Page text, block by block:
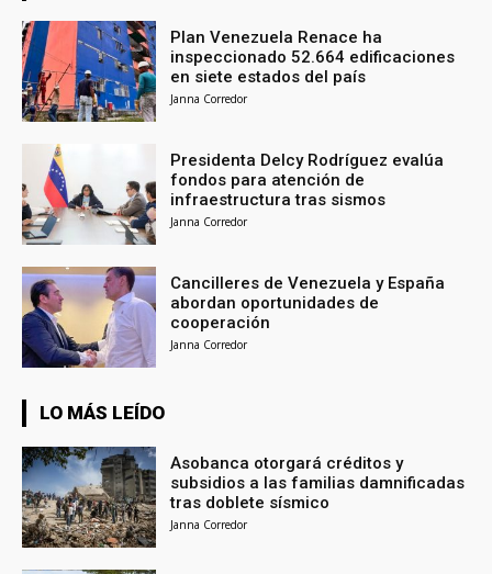
Plan Venezuela Renace ha
inspeccionado 52.664 edificaciones
en siete estados del país
Janna Corredor
Presidenta Delcy Rodríguez evalúa
fondos para atención de
infraestructura tras sismos
Janna Corredor
Cancilleres de Venezuela y España
abordan oportunidades de
cooperación
Janna Corredor
LO MÁS LEÍDO
Asobanca otorgará créditos y
subsidios a las familias damnificadas
tras doblete sísmico
Janna Corredor